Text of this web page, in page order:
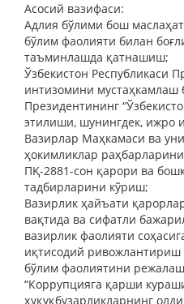
Асосий вазифаси:
Адлия бўлими бош
бўлим фаолияти билан
таъминлашда қатнашиш;
Ўзбекистон Республикаси
интизомини мустаҳкамлаш
Президентининг
этилиши, шунингдек, ижро
Вазирлар Маҳкамаси ва
ҳокимликлар
ПҚ-2881-сон қарори ва
тадбирларини кўриш;
Вазирлик ҳайъати
вақтида ва сифатли
вазирлик фаолияти
иқтисодий
бўлим фаолиятини
“Коррупцияга қарши
ҳуқуқбузарликларнинг